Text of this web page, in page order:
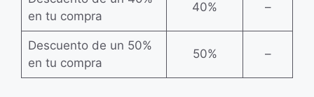
en tu compra
40% –
Descuento de un 50%
en tu compra
50% –